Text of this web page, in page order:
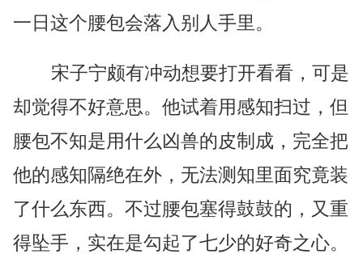
一日这个腰包会落入别人手里。
宋子宁颇有冲动想要打开看看，可是
却觉得不好意思。他试着用感知扫过，但
腰包不知是用什么凶兽的皮制成，完全把
他的感知隔绝在外，无法测知里面究竟装
了什么东西。不过腰包塞得鼓鼓的，又重
得坠手，实在是勾起了七少的好奇之心。